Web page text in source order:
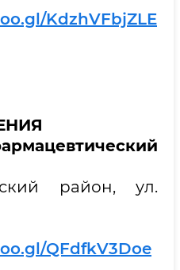
KdzhVFbjZLE
район, ул.
QFdfkV3Doe